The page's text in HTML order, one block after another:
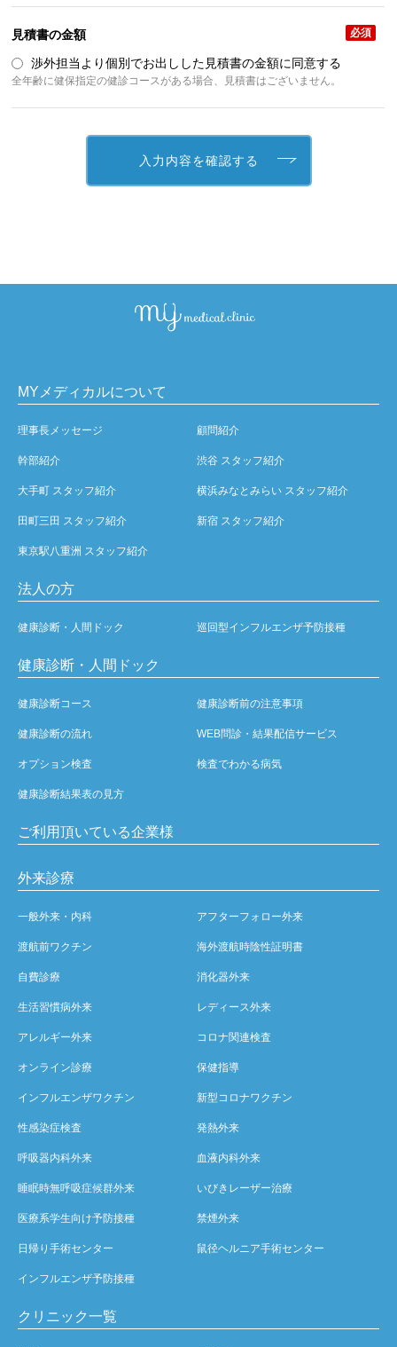
見積書の金額 必須
渉外担当より個別でお出しした見積書の金額に同意する
全年齢に健保指定の健診コースがある場合、見積書はございません。
MYメディカルについて
理事長メッセージ 顧問紹介
幹部紹介 渋谷 スタッフ紹介
大手町 スタッフ紹介 横浜みなとみらい スタッフ紹介
田町三田 スタッフ紹介 新宿 スタッフ紹介
東京駅八重洲 スタッフ紹介
法人の方
健康診断・人間ドック 巡回型インフルエンザ予防接種
健康診断・人間ドック
健康診断コース 健康診断前の注意事項
健康診断の流れ WEB問診・結果配信サービス
オプション検査 検査でわかる病気
健康診断結果表の見方
ご利用頂いている企業様
外来診療
一般外来・内科 アフターフォロー外来
渡航前ワクチン 海外渡航時陰性証明書
自費診療 消化器外来
生活習慣病外来 レディース外来
アレルギー外来 コロナ関連検査
オンライン診療 保健指導
インフルエンザワクチン 新型コロナワクチン
性感染症検査 発熱外来
呼吸器内科外来 血液内科外来
睡眠時無呼吸症候群外来 いびきレーザー治療
医療系学生向け予防接種 禁煙外来
日帰り手術センター 鼠径ヘルニア手術センター
インフルエンザ予防接種
クリニック一覧